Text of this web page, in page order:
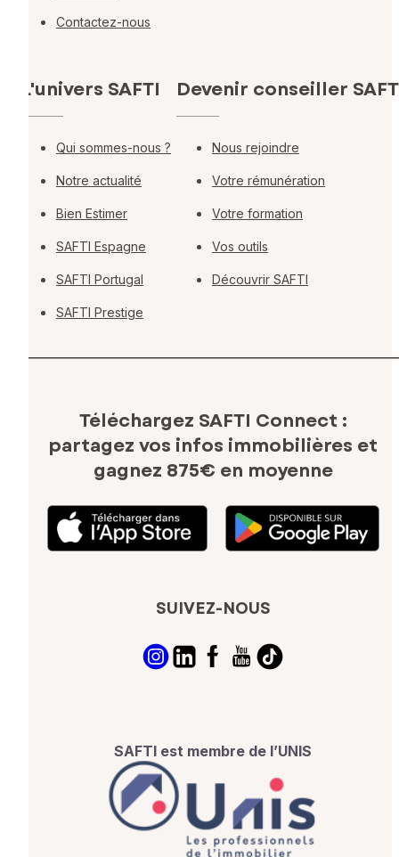
Contactez-nous
L'univers SAFTI
Qui sommes-nous ?
Notre actualité
Bien Estimer
SAFTI Espagne
SAFTI Portugal
SAFTI Prestige
Devenir conseiller
Nous rejoindre
Votre rémunération
Votre formation
Vos outils
Découvrir SAFTI
Téléchargez SAFTI Connect :
partagez vos infos immobilières et
gagnez 875€ en moyenne
SUIVEZ-NOUS
SAFTI est membre de l’UNIS